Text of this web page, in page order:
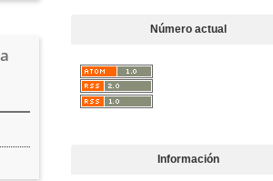
Número actual
Información